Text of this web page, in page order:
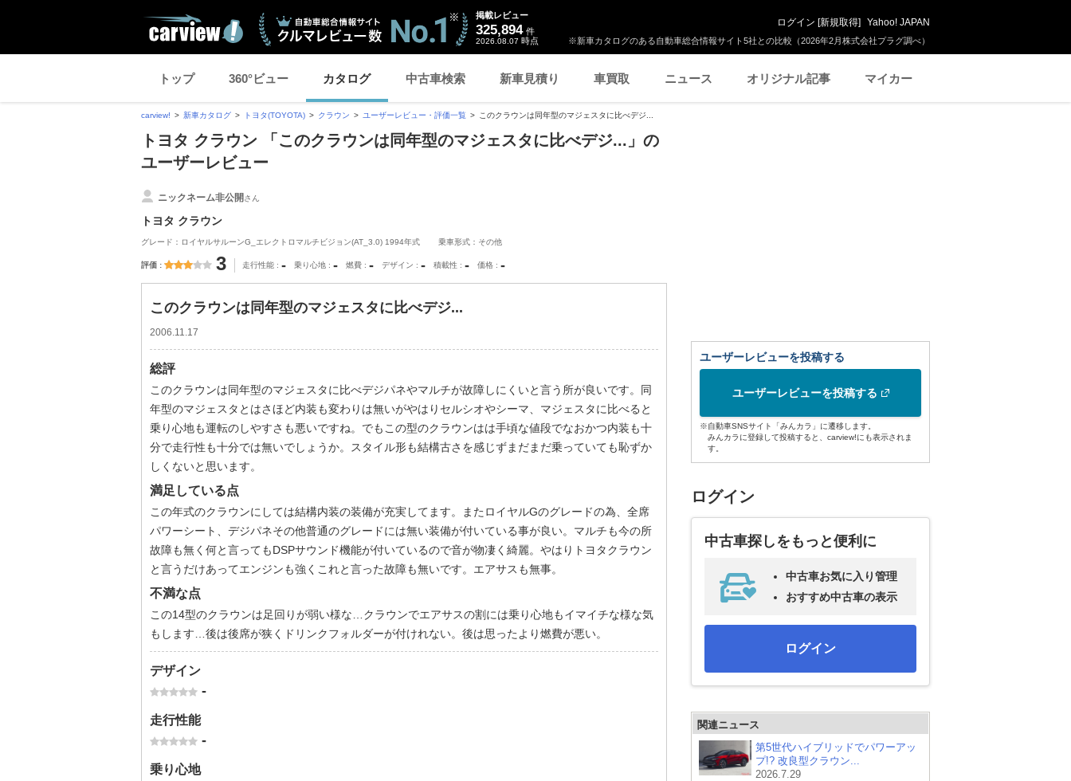
※新車カタログのある自動車総合情報サイト5社との比較（2026年2月株式会社プラグ調べ）
掲載レビュー
325,894 件
2026.08.07 時点
ログイン [新規取得] Yahoo! JAPAN
トップ 360°ビュー カタログ 中古車検索 新車見積り 車買取 ニュース オリジナル記事 マイカー
carview! 新車カタログ トヨタ(TOYOTA) クラウン ユーザーレビュー・評価一覧 このクラウンは同年型のマジェスタに比べデジ...
トヨタ クラウン 「このクラウンは同年型のマジェスタに比べデジ...」の
ユーザーレビュー
ニックネーム非公開さん
トヨタ クラウン
グレード：ロイヤルサルーンG_エレクトロマルチビジョン(AT_3.0) 1994年式 乗車形式：その他
評価 3 走行性能 - 乗り心地 - 燃費 - デザイン - 積載性 - 価格 -
このクラウンは同年型のマジェスタに比べデジ...
2006.11.17
総評
このクラウンは同年型のマジェスタに比べデジパネやマルチが故障しにくいと言う所が良いです。同
年型のマジェスタとはさほど内装も変わりは無いがやはりセルシオやシーマ、マジェスタに比べると
乗り心地も運転のしやすさも悪いですね。でもこの型のクラウンはは手頃な値段でなおかつ内装も十
分で走行性も十分では無いでしょうか。スタイル形も結構古さを感じずまだまだ乗っていても恥ずか
しくないと思います。
満足している点
この年式のクラウンにしては結構内装の装備が充実してます。またロイヤルGのグレードの為、全席
パワーシート、デジパネその他普通のグレードには無い装備が付いている事が良い。マルチも今の所
故障も無く何と言ってもDSPサウンド機能が付いているので音が物凄く綺麗。やはりトヨタクラウン
と言うだけあってエンジンも強くこれと言った故障も無いです。エアサスも無事。
不満な点
この14型のクラウンは足回りが弱い様な…クラウンでエアサスの割には乗り心地もイマイチな様な気
もします…後は後席が狭くドリンクフォルダーが付けれない。後は思ったより燃費が悪い。
デザイン
-
走行性能
-
乗り心地
ユーザーレビューを投稿する
ユーザーレビューを投稿する
※自動車SNSサイト「みんカラ」に遷移します。
みんカラに登録して投稿すると、carview!にも表示されま
す。
ログイン
中古車探しをもっと便利に
中古車お気に入り管理
おすすめ中古車の表示
ログイン
関連ニュース
第5世代ハイブリッドでパワーアッ
プ!? 改良型クラウン...
2026.7.29